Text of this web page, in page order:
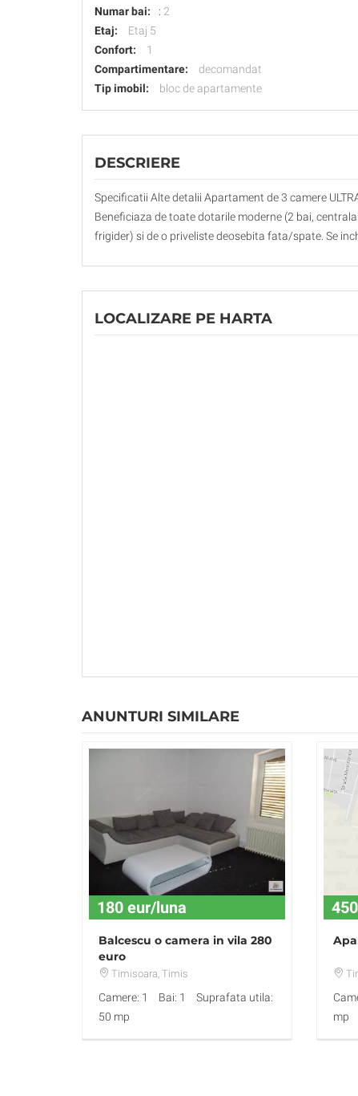
Numar bai:
: 2
Etaj:
Etaj 5
Confort:
1
Compartimentare:
decomandat
Tip imobil:
bloc de apartamente
DESCRIERE
Specificatii Alte detalii Apartament de 3 camere
Beneficiaza de toate dotarile moderne (2 bai,
frigider) si de o priveliste deosebita fata/spate. Se
LOCALIZARE PE HARTA
ANUNTURI SIMILARE
180 eur/luna
Balcescu o camera in vila 280
euro
Timisoara, Timis
Camere: 1 Bai: 1
Suprafata utila:
50 mp
mp